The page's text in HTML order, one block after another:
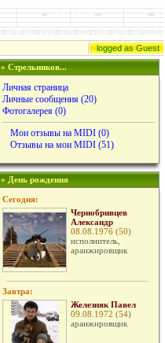
logged as Guest
» Стрельников...
Личная страница
Личные сообщения (20)
Фотогалерея (0)
Мои отзывы на MIDI (0)
Отзывы на мои MIDI (51)
» День рождения
Сегодня:
Чернобривцев
Александр
08.08.1976 (50)
исполнитель,
аранжировщик
Завтра:
Железняк Павел
09.08.1972 (54)
аранжировщик